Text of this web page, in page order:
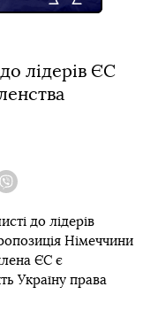
лідерів ЄС
до лідерів
Німеччини
ЄС є
Україну права